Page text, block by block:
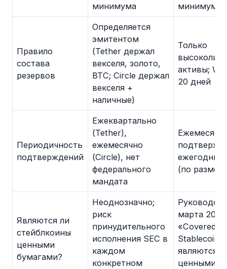
минимума
минимум
Правило
состава
резервов
Определяется
эмитентом
(Tether держал
векселя, золото,
BTC; Circle держал
векселя +
наличные)
Только
активы;
20 дней
Периодичность
подтверждений
Ежеквартально
(Tether),
ежемесячно
(Circle), нет
федерального
мандата
ежегодный
(по
Являются ли
стейблкоины
ценными
бумагами?
Неоднозначно;
риск
принудительного
исполнения SEC в
каждом
конкретном
марта
«Covered
являются
ценными